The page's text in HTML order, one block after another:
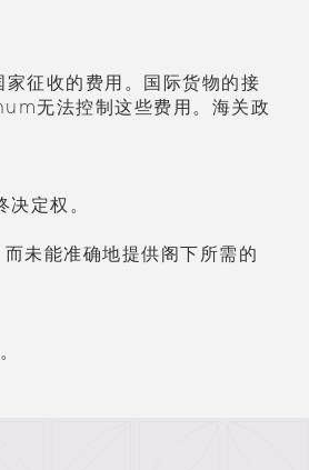
征收的费用。国际货物的接
无法控制这些费用。海关政
决定权 。
未能准确地提供阁
下所需的